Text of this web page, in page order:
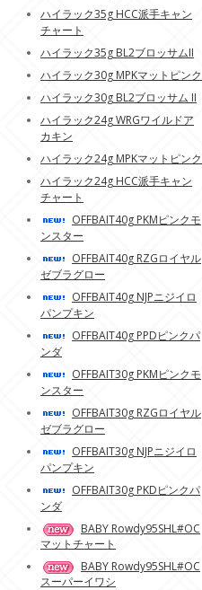
ハイラック35g HCC派手キャン
チャート
ハイラック35g BL2ブロッサムII
ハイラック30g MPKマットピンク
ハイラック30g BL2ブロッサム II
ハイラック24g WRGワイルドア
カキン
ハイラック24g MPKマットピンク
ハイラック24g HCC派手キャン
チャート
OFFBAIT40g PKMピンクモ
ンスター
OFFBAIT40g RZGロイヤル
ゼブラグロー
OFFBAIT40g NJPニジイロ
パンプキン
OFFBAIT40g PPDピンクパ
ンダ
OFFBAIT30g PKMピンクモ
ンスター
OFFBAIT30g RZGロイヤル
ゼブラグロー
OFFBAIT30g NJPニジイロ
パンプキン
OFFBAIT30g PKDピンクパ
ンダ
BABY Rowdy95SHL#OC
マットチャート
BABY Rowdy95SHL#OC
スーパーイワシ